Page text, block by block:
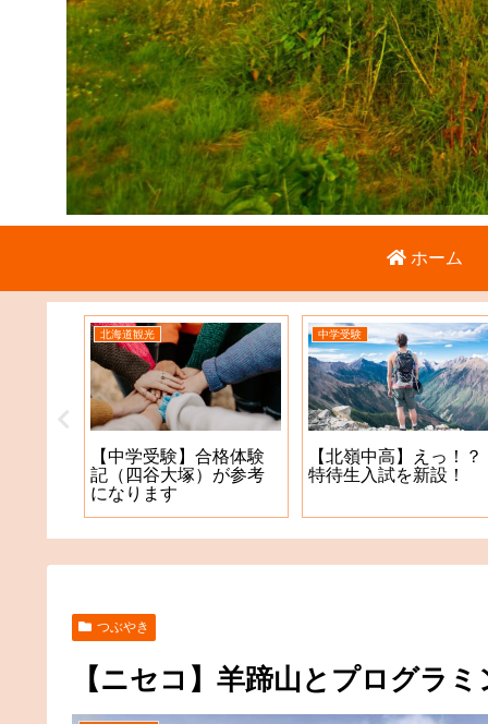
ホーム
北海道観光
【中学受験】合格体験
記（四谷大塚）が参考
になります
中学受験
【北嶺中高】えっ！？
特待生入試を新設！
つぶやき
【ニセコ】羊蹄山とプログラ